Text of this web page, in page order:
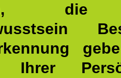
die
Ihrer